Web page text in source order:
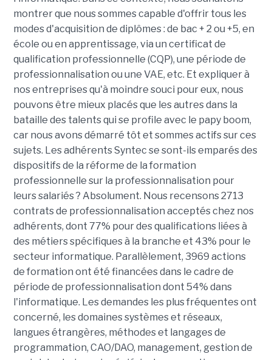
montrer que nous sommes capable d'offrir tous les
modes d'acquisition de diplômes : de bac + 2 ou +5, en
école ou en apprentissage, via un certificat de
qualification professionnelle (CQP), une période de
professionnalisation ou une VAE, etc. Et expliquer à
nos entreprises qu'à moindre souci pour eux, nous
pouvons être mieux placés que les autres dans la
bataille des talents qui se profile avec le papy boom,
car nous avons démarré tôt et sommes actifs sur ces
sujets. Les adhérents Syntec se sont-ils emparés des
dispositifs de la réforme de la formation
professionnelle sur la professionnalisation pour
leurs salariés ? Absolument. Nous recensons 2713
contrats de professionnalisation acceptés chez nos
adhérents, dont 77% pour des qualifications liées à
des métiers spécifiques à la branche et 43% pour le
secteur informatique. Parallèlement, 3969 actions
de formation ont été financées dans le cadre de
période de professionnalisation dont 54% dans
l'informatique. Les demandes les plus fréquentes ont
concerné, les domaines systèmes et réseaux,
langues étrangères, méthodes et langages de
programmation, CAO/DAO, management, gestion de